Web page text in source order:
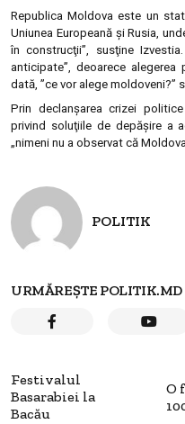
Republica Moldova este un
Uniunea Europeană şi Rusia,
în construcţii”, susţine
anticipate”, deoarece
dată, ”ce vor alege moldoveni?”
Prin declanşarea crizei
privind soluţiile de depăşire a
„nimeni nu a observat că
POLITIK
URMĂREȘTE POLITIK.MD
Festivalul
Basarabiei la
Bacău
O